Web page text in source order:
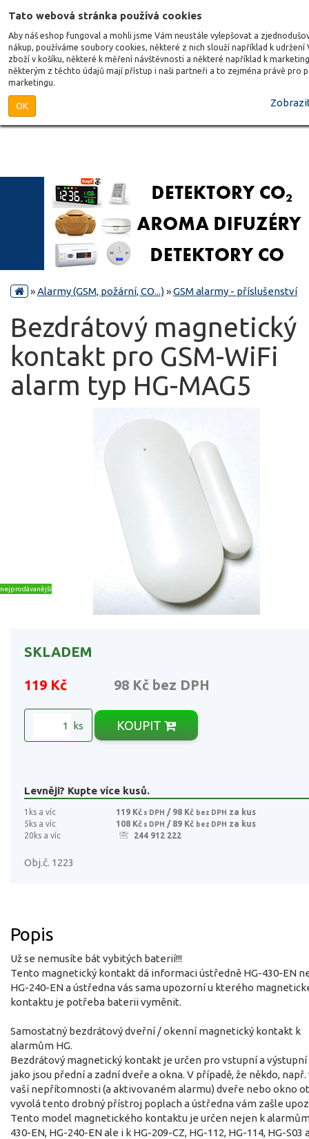
Tato webová stránka používá cookies
Aby náš eshop fungoval a mohli jsme Vám neustále vylepšovat a
nákup, používáme soubory cookies, některé z nich slouží například k udržení
zboží v košíku, některé k měření návštěvnosti a některé například k
některým z těchto údajů mají přístup i naši partneři a to zejména právě pro
marketingu.
OK
»Alarmy (GSM, požární, CO...)»GSM alarmy - příslušenství
Bezdrátový magnetický
kontakt pro GSM-WiFi
alarm typ HG-MAG5
nejprodávanější
SKLADEM
119 Kč 98 Kč bez DPH
ks KOUPIT
Levněji? Kupte více kusů.
1ks a víc 119 Kčs DPH / 98 Kč bez DPH za kus
5ks a víc
108 Kčs DPH / 89 Kč bez DPH za kus
20ks a víc
244 912 222
Obj.č. 1223
Popis
Už se nemusíte bát vybitých baterií!!!
Tento magnetický kontakt dá informaci ústředně HG-430-EN
HG-240-EN a ústředna vás sama upozorní u kterého
kontaktu je potřeba baterii vyměnit.
Samostatný bezdrátový dveřní / okenní magnetický kontakt k
alarmům HG.
Bezdrátový magnetický kontakt je určen pro vstupní a
jako jsou přední a zadní dveře a okna. V případě, že někdo, např.
vaší nepřítomnosti (a aktivovaném alarmu) dveře nebo okno
vyvolá tento drobný přístroj poplach a ústředna vám zašle
Tento model magnetického kontaktu je určen nejen k
430-EN, HG-240-EN ale i k HG-209-CZ, HG-112, HG-114, HG-S03